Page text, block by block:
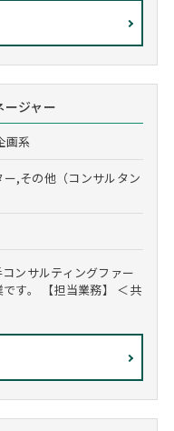
ジャー
画系
,その他（コンサルタン
ンサルティングファー
す。 【担当業務】 ＜共